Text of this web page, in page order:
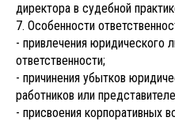
директора в судебной
7. Особенности
- привлечения юридического
ответственности;
- причинения убытков
работников или
- присвоения корпоративных